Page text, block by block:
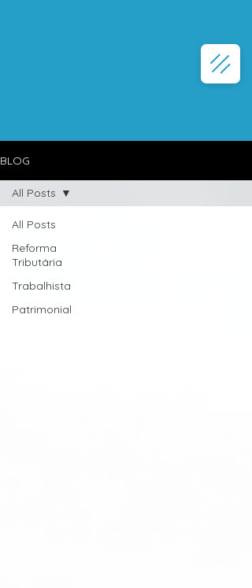
BLOG
All Posts
Reforma
Tributária
Trabalhista
Patrimonial
All Posts